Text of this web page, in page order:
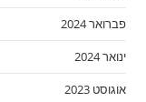
פברואר 2024
ינואר 2024
אוגוסט 2023